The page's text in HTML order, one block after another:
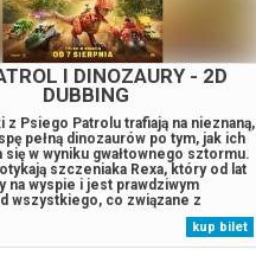
I DINOZAURY - 2D
DUBBING
z Psiego Patrolu trafiają na nieznaną,
pełną dinozaurów po tym, jak ich
w wyniku gwałtownego sztormu.
szczeniaka Rexa, który od lat
na wyspie i jest prawdziwym
wszystkiego, co związane z
Sytuacja wymyka się spod
rywal piesków, burmistrz
pozyskiwać...
kup bilet